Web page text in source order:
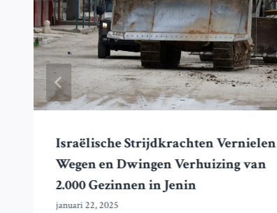
Israëlische Strijdkrachten Vernielen
Wegen en Dwingen Verhuizing van
2.000 Gezinnen in Jenin
januari 22, 2025